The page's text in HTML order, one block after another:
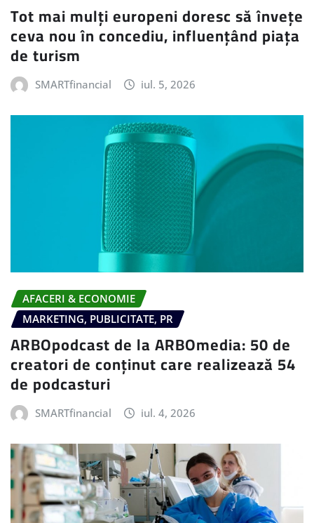
Tot mai mulți europeni doresc să învețe
ceva nou în concediu, influențând piața
de turism
SMARTfinancial iul. 5, 2026
AFACERI & ECONOMIE
MARKETING, PUBLICITATE, PR
ARBOpodcast de la ARBOmedia: 50 de
creatori de conținut care realizează 54
de podcasturi
SMARTfinancial iul. 4, 2026